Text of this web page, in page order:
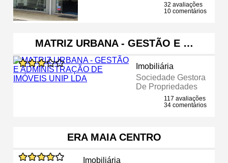
32 avaliações
10 comentários
MATRIZ URBANA - GESTÃO E …
Imobiliária
Sociedade Gestora
De Propriedades
117 avaliações
34 comentários
ERA MAIA CENTRO
Imobiliária